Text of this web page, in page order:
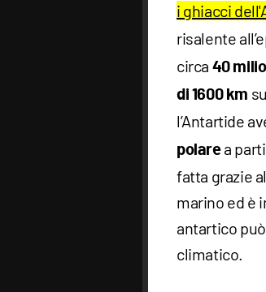
i ghiacci
risalente
circa 40
di 1600 km
l’Antartide
polarea
fatta grazie
marino ed è
antartico
climatico.